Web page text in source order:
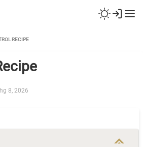
RECIPE
8, 2026